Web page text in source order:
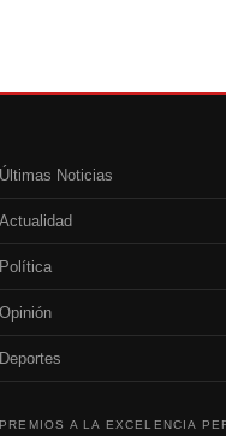
Últimas Noticias
Actualidad
Política
Opinión
Deportes
PREMIOS A LA EXCELENCIA